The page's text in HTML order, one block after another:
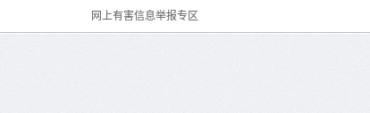
网上有害信息举报专区